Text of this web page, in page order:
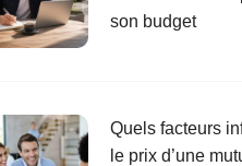
son budget
Quels facteurs
le prix d’une